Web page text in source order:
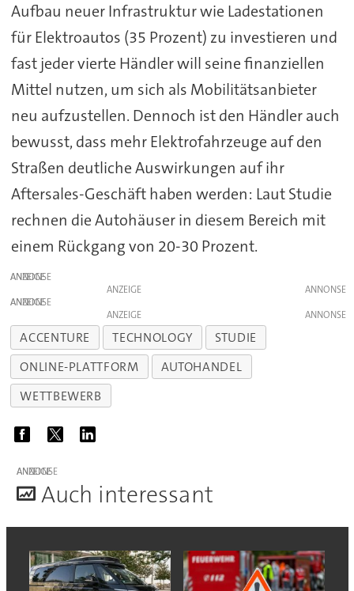
Aufbau neuer Infrastruktur wie Ladestationen
für Elektroautos (35 Prozent) zu investieren und
fast jeder vierte Händler will seine finanziellen
Mittel nutzen, um sich als Mobilitätsanbieter
neu aufzustellen. Dennoch ist den Händler auch
bewusst, dass mehr Elektrofahrzeuge auf den
Straßen deutliche Auswirkungen auf ihr
Aftersales-Geschäft haben werden: Laut Studie
rechnen die Autohäuser in diesem Bereich mit
einem Rückgang von 20-30 Prozent.
ANZEIGE
ANZEIGE
ANZEIGE
ANZEIGE
ACCENTURE TECHNOLOGY
STUDIE
ONLINE-PLATTFORM
AUTOHANDEL
WETTBEWERB
ANZEIGE
Auch interessant